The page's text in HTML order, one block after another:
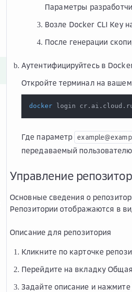
Параметры
Возле Docker CLI Key
После генерации
Аутентифицируйтесь в
Откройте терминал на
docker login
Где параметр
передаваемый
Управление
Основные сведения о
Репозитории отображаются в
Описание для репозитория
Кликните по карточке
Перейдите на вкладку
Задайте описание и нажмите